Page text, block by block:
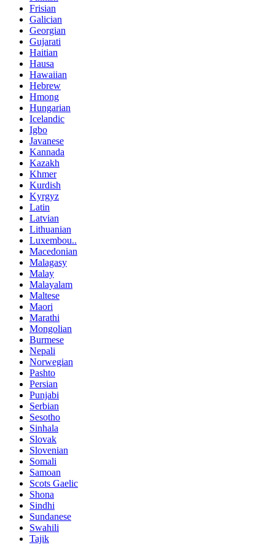
Frisian
Galician
Georgian
Gujarati
Haitian
Hausa
Hawaiian
Hebrew
Hmong
Hungarian
Icelandic
Igbo
Javanese
Kannada
Kazakh
Khmer
Kurdish
Kyrgyz
Latin
Latvian
Lithuanian
Luxembou..
Macedonian
Malagasy
Malay
Malayalam
Maltese
Maori
Marathi
Mongolian
Burmese
Nepali
Norwegian
Pashto
Persian
Punjabi
Serbian
Sesotho
Sinhala
Slovak
Slovenian
Somali
Samoan
Scots Gaelic
Shona
Sindhi
Sundanese
Swahili
Tajik